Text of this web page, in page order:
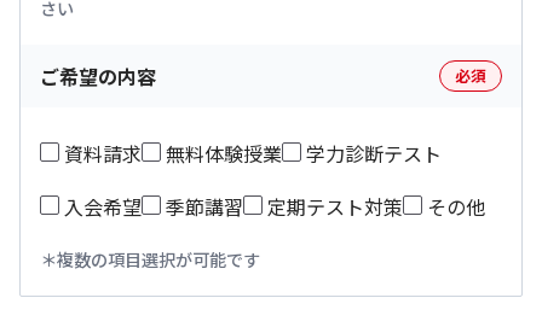
さい
ご希望の内容 必須
資料請求 無料体験授業
学力診断テスト
入会希望
季節講習 定期テスト対策 その他
複数の項目選択が可能です